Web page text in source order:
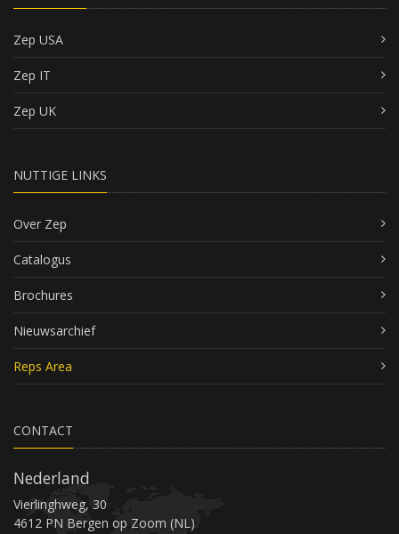
Zep USA
Zep IT
Zep UK
NUTTIGE LINKS
Over Zep
Catalogus
Brochures
Nieuwsarchief
Reps Area
CONTACT
Nederland
Vierlinghweg, 30
4612 PN Bergen op Zoom (NL)